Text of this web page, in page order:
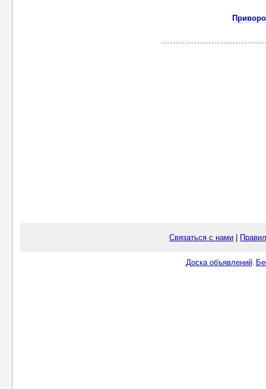
Связаться с нами
Доска объявлений.